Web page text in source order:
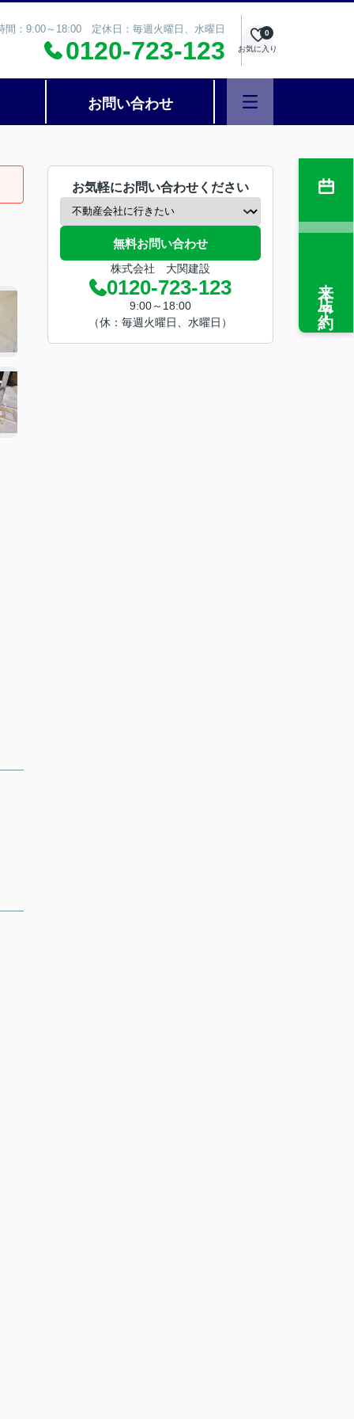
間：9:00～18:00 定休日：毎週火曜日、水曜日
0120-723-123 お気に入り
0
お問い合わせ
お気軽にお問い合わせください
無料お問い合わせ
株式会社 大関建設
0120-723-123
9:00～18:00
（休：毎週火曜日、水曜日）
来店予約